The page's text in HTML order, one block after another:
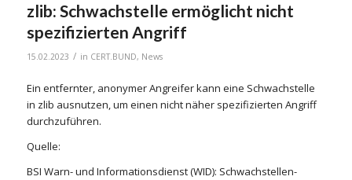
zlib: Schwachstelle ermöglicht nicht
spezifizierten Angriff
15.02.2023 / in CERT.BUND, News
Ein entfernter, anonymer Angreifer kann eine Schwachstelle
in zlib ausnutzen, um einen nicht näher spezifizierten Angriff
durchzuführen.
Quelle:
BSI Warn- und Informationsdienst (WID): Schwachstellen-